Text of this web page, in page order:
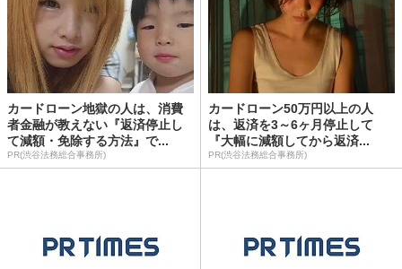
カードローン地獄の人は、消費
者金融が教えない『返済停止し
て減額・免除する方法』で...
PR(渋谷法務総合事務所)
カードローン50万円以上の人
は、返済を3～6ヶ月停止して
『大幅に減額してから返済...
PR(渋谷法務総合事務所)